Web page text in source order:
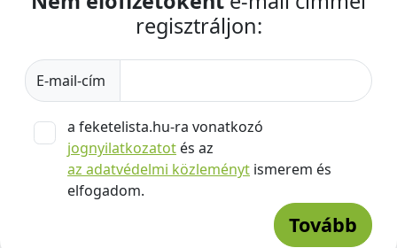
regisztráljon:
E-mail-cím
a feketelista.hu-ra vonatkozó
jognyilatkozatot és az
az adatvédelmi közleményt ismerem és
elfogadom.
Tovább